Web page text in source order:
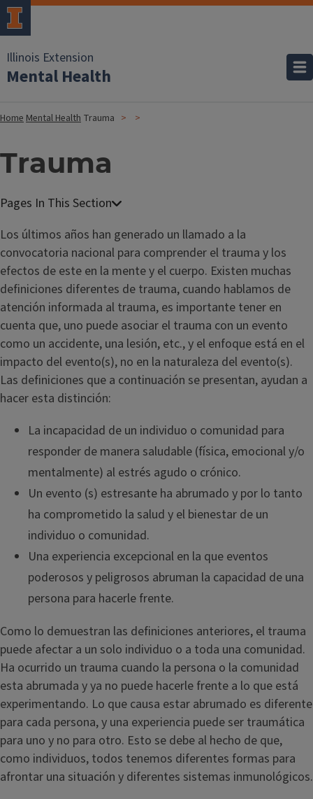
Illinois Extension
Mental Health
HomeMental Health Trauma
Trauma
Los últimos años han generado un llamado a la
convocatoria nacional para comprender el trauma y los
efectos de este en la mente y el cuerpo. Existen muchas
definiciones diferentes de trauma, cuando hablamos de
atención informada al trauma, es importante tener en
cuenta que, uno puede asociar el trauma con un evento
como un accidente, una lesión, etc., y el enfoque está en el
impacto del evento(s), no en la naturaleza del evento(s).
Las definiciones que a continuación se presentan, ayudan a
hacer esta distinción:
La incapacidad de un individuo o comunidad para
responder de manera saludable (física, emocional y/o
mentalmente) al estrés agudo o crónico.
Un evento (s) estresante ha abrumado y por lo tanto
ha comprometido la salud y el bienestar de un
individuo o comunidad.
Una experiencia excepcional en la que eventos
poderosos y peligrosos abruman la capacidad de una
persona para hacerle frente.
Como lo demuestran las definiciones anteriores, el trauma
puede afectar a un solo individuo o a toda una comunidad.
Ha ocurrido un trauma cuando la persona o la comunidad
esta abrumada y ya no puede hacerle frente a lo que está
experimentando. Lo que causa estar abrumado es diferente
para cada persona, y una experiencia puede ser traumática
para uno y no para otro. Esto se debe al hecho de que,
como individuos, todos tenemos diferentes formas para
afrontar una situación y diferentes sistemas inmunológicos.